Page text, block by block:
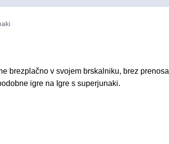
brezplačno v svojem brskalniku, brez prenosa
igre na Igre s superjunaki.